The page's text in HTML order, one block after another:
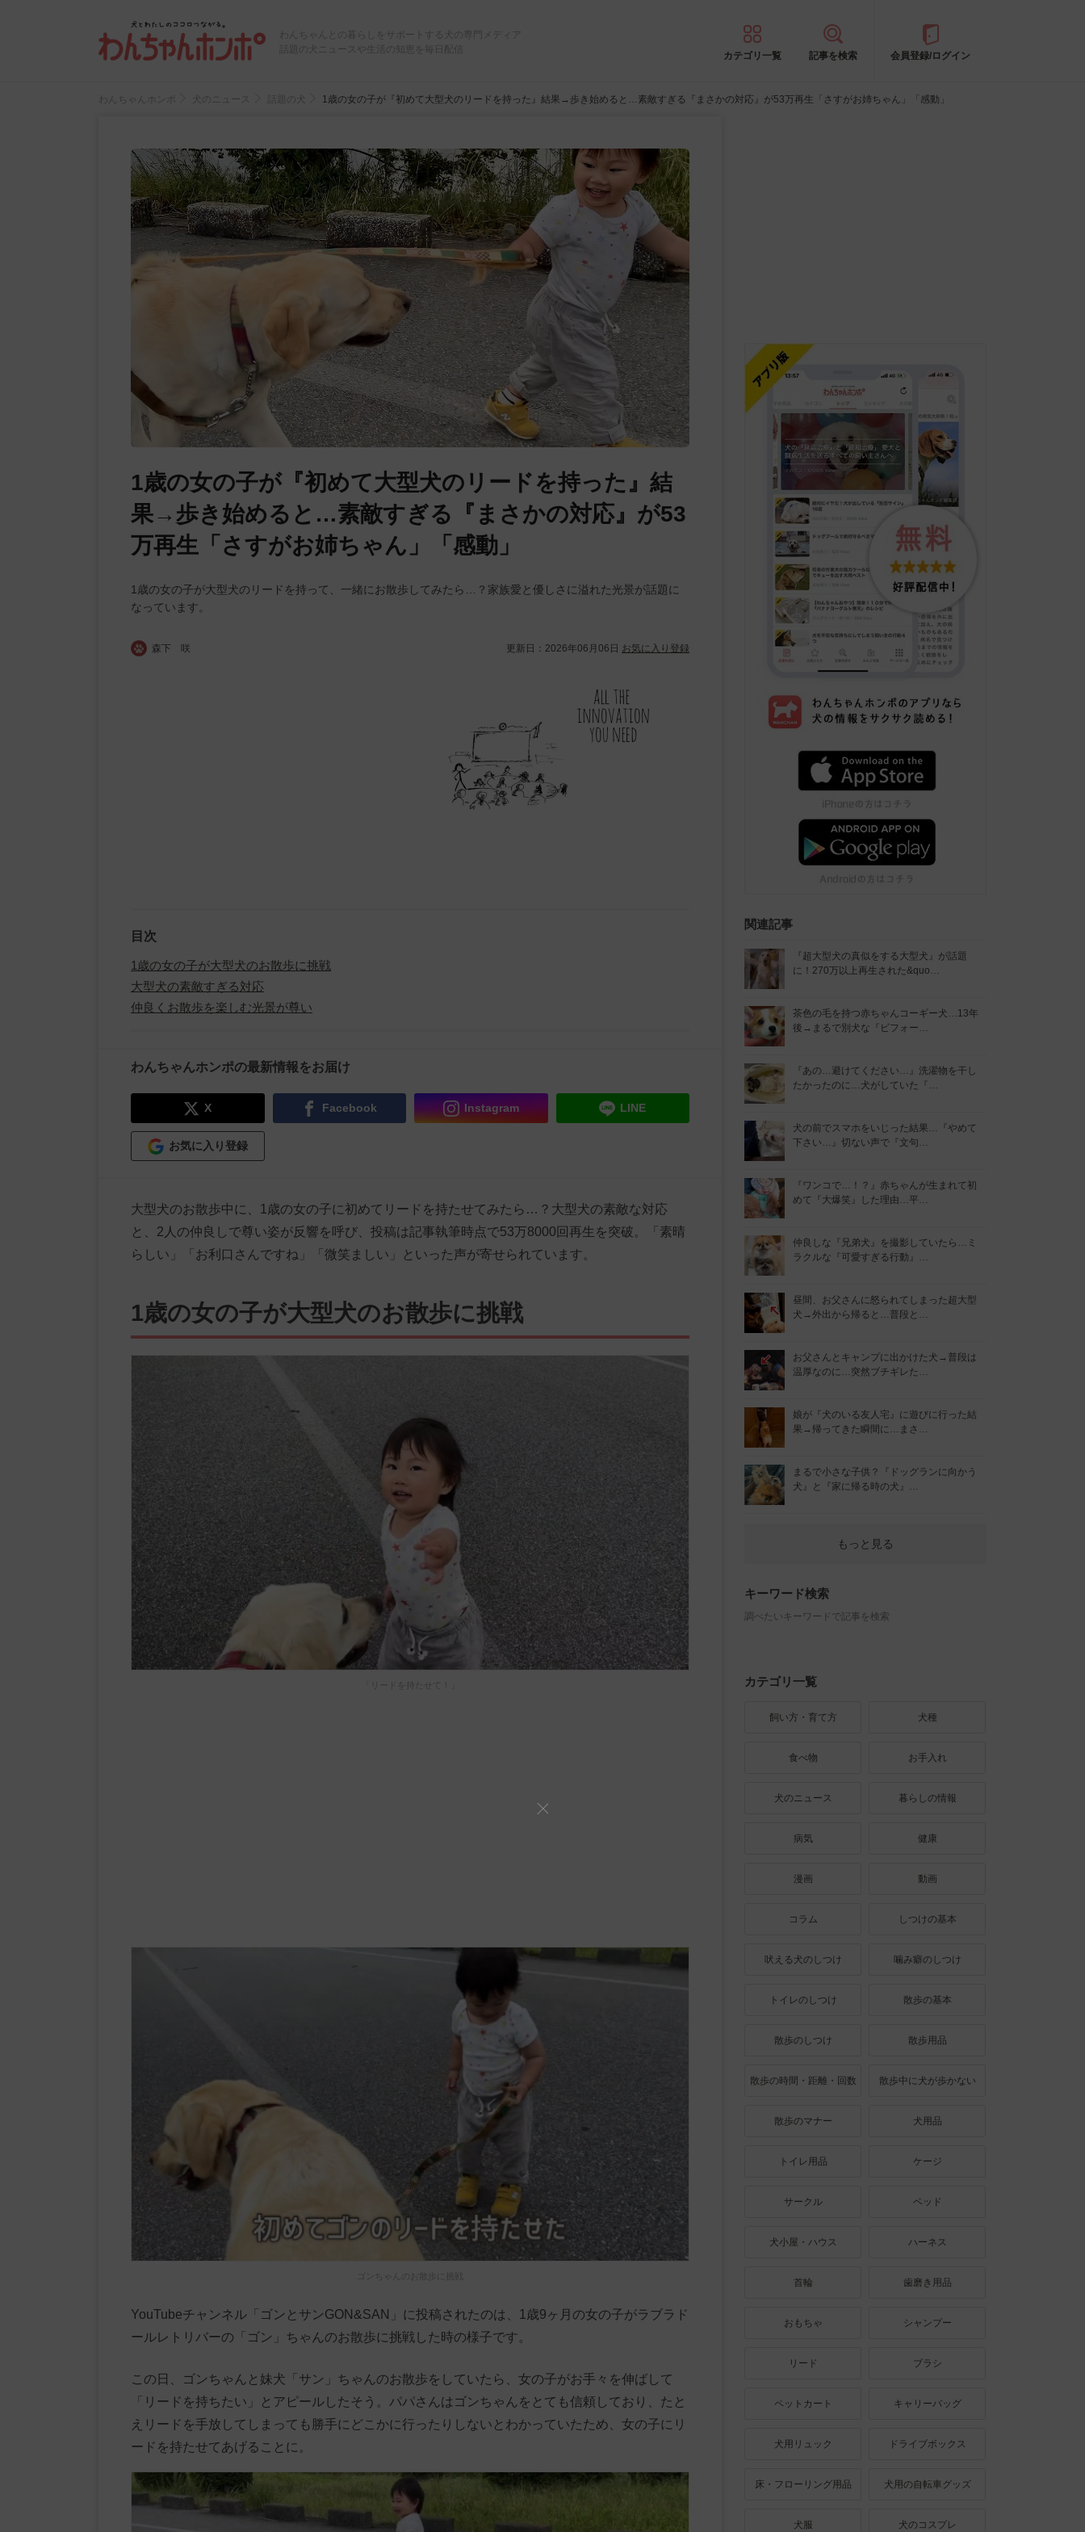
わんちゃんとの暮らしをサポートする犬の専門メディア
話題の犬ニュースや生活の知恵を毎日配信
カテゴリ一覧 記事を検索 会員登録/ログイン
わんちゃんホンポ 犬のニュース 話題の犬 1歳の女の子が『初めて大型犬のリードを持った』結果→歩き始めると…素敵すぎる『まさかの対応』が53万再生「さすがお姉ちゃん」「感動」
1歳の女の子が『初めて大型犬のリードを持った』結
果→歩き始めると…素敵すぎる『まさかの対応』が53
万再生「さすがお姉ちゃん」「感動」
1歳の女の子が大型犬のリードを持って、一緒にお散歩してみたら…？家族愛と優しさに溢れた光景が話題に
なっています。
森下 咲 更新日： 2026年06月06日 お気に入り登録
目次
1歳の女の子が大型犬のお散歩に挑戦
大型犬の素敵すぎる対応
仲良くお散歩を楽しむ光景が尊い
わんちゃんホンポの最新情報をお届け
X Facebook Instagram LINE
お気に入り登録
大型犬のお散歩中に、1歳の女の子に初めてリードを持たせてみたら…？大型犬の素敵な対応
と、2人の仲良しで尊い姿が反響を呼び、投稿は記事執筆時点で53万8000回再生を突破。「素晴
らしい」「お利口さんですね」「微笑ましい」といった声が寄せられています。
1歳の女の子が大型犬のお散歩に挑戦
「リードを持たせて！」
YouTubeチャンネル「ゴンとサンGON&SAN」に投稿されたのは、1歳9ヶ月の女の子がラブラド
ールレトリバーの「ゴン」ちゃんのお散歩に挑戦した時の様子です。
この日、ゴンちゃんと妹犬「サン」ちゃんのお散歩をしていたら、女の子がお手々を伸ばして
「リードを持ちたい」とアピールしたそう。パパさんはゴンちゃんをとても信頼しており、たと
えリードを手放してしまっても勝手にどこかに行ったりしないとわかっていたため、女の子にリ
ードを持たせてあげることに。
関連記事
『超大型犬の真似をする大型犬』が話題
に！270万以上再生された&quo…
茶色の毛を持つ赤ちゃんコーギー犬…13年
後→まるで別犬な『ビフォー…
『あの…避けてください…』洗濯物を干し
たかったのに…犬がしていた『…
犬の前でスマホをいじった結果…『やめて
下さい…』切ない声で『文句…
『ワンコで…！？』赤ちゃんが生まれて初
めて『大爆笑』した理由…平…
仲良しな『兄弟犬』を撮影していたら…ミ
ラクルな『可愛すぎる行動』…
昼間、お父さんに怒られてしまった超大型
犬→外出から帰ると…普段と…
お父さんとキャンプに出かけた犬→普段は
温厚なのに…突然ブチギレた…
娘が『犬のいる友人宅』に遊びに行った結
果→帰ってきた瞬間に…まさ…
まるで小さな子供？『ドッグランに向かう
犬』と『家に帰る時の犬』…
もっと見る
キーワード検索
調べたいキーワードで記事を検索
カテゴリ一覧
飼い方・育て方 犬種
食べ物 お手入れ
犬のニュース 暮らしの情報
病気 健康
漫画 動画
コラム しつけの基本
吠える犬のしつけ 噛み癖のしつけ
トイレのしつけ 散歩の基本
散歩のしつけ 散歩用品
散歩の時間・距離・回数 散歩中に犬が歩かない
散歩のマナー 犬用品
トイレ用品 ケージ
サークル ベッド
犬小屋・ハウス ハーネス
首輪 歯磨き用品
おもちゃ シャンプー
リード ブラシ
ペットカート キャリーバッグ
犬用リュック ドライブボックス
床・フローリング用品 犬用の自転車グッズ
犬服 犬のコスプレ